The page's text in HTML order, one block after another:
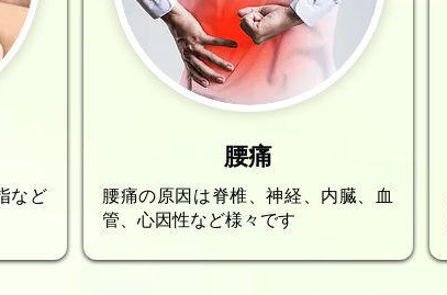
など
腰痛
腰痛の原因は脊椎、神経、内臓、血
管、心因性など様々です